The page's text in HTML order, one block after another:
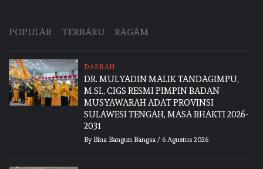
POPULAR TERBARU RAGAM
DAERAH
DR. MULYADIN MALIK TANDAGIMPU,
M.SI., CIGS RESMI PIMPIN BADAN
MUSYAWARAH ADAT PROVINSI
SULAWESI TENGAH, MASA BHAKTI 2026-
2031
By Bina Bangun Bangsa/ 6 Agustus 2026